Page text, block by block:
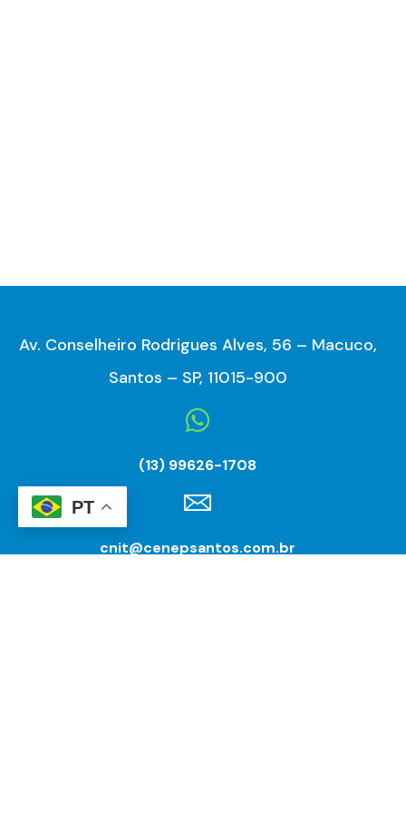
Av. Conselheiro Rodrigues Alves, 56 – Macuco,
Santos – SP, 11015-900
(13) 99626-1708
cnit@cenepsantos.com.br
PT